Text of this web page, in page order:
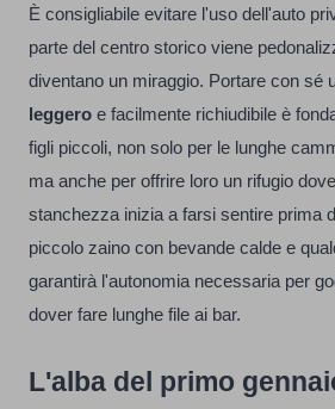
È consigliabile evitare l'uso dell'auto
parte del centro storico viene
diventano un miraggio. Portare con sé
leggero e facilmente richiudibile è
figli piccoli, non solo per le lunghe
ma anche per offrire loro un rifugio
stanchezza inizia a farsi sentire prima
piccolo zaino con bevande calde e
garantirà l'autonomia necessaria per
dover fare lunghe file ai bar.
L'alba del primo